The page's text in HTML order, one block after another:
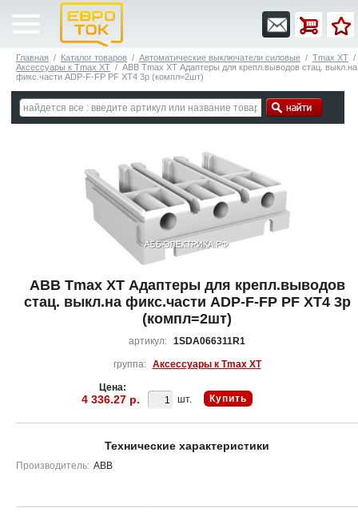
Главная / Каталог товаров / Автоматические выключатели силовые / Tmax XT /
Аксессуары к Tmax XT / ABB Tmax XT Адаптеры для крепл.выводов стац. выкл.на
фикс.части ADP-F-FP PF XT4 3p (компл=2шт)
ABB Tmax XT Адаптеры для крепл.выводов
стац. выкл.на фикс.части ADP-F-FP PF XT4 3p
(компл=2шт)
артикул: 1SDA066311R1
группа: Аксессуары к Tmax XT
Цена:
4 336.27 р. шт. Купить
Технические характеристики
Производитель: ABB